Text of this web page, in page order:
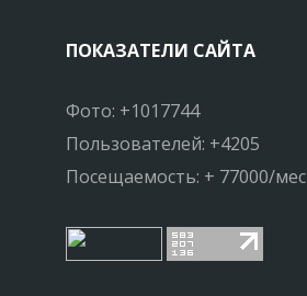
ПОКАЗАТЕЛИ САЙТА
Фото: +1017744
Пользователей: +4205
Посещаемость: + 77000/мес